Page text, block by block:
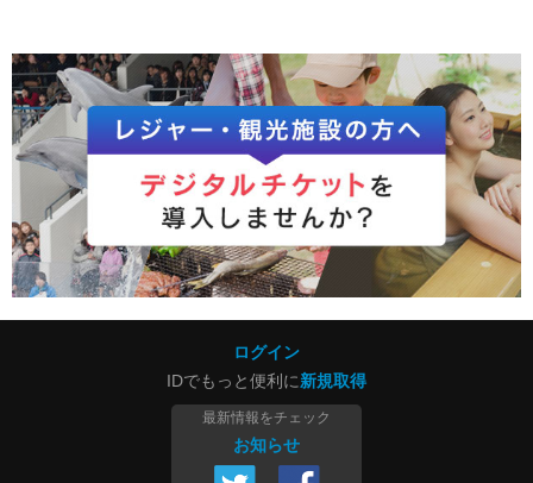
ログイン
IDでもっと便利に新規取得
最新情報をチェック
お知らせ